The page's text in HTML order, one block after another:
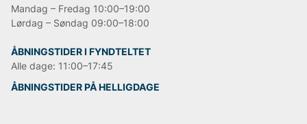
Mandag – Fredag 10:00–19:00
Lørdag – Søndag 09:00–18:00
ÅBNINGSTIDER I FYNDTELTET
Alle dage: 11:00–17:45
ÅBNINGSTIDER PÅ HELLIGDAGE